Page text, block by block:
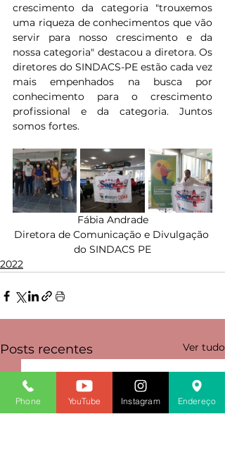
crescimento da categoria "trouxemos
uma riqueza de conhecimentos que vão
servir para nosso crescimento e da
nossa categoria" destacou a diretora. Os
diretores do SINDACS-PE estão cada vez
mais empenhados na busca por
conhecimento para o crescimento
profissional e da categoria. Juntos
somos fortes.
Fábia Andrade
Diretora de Comunicação e Divulgação
do SINDACS PE
2022
Posts recentes Ver tudo
Phone YouTube Instagram Endereço